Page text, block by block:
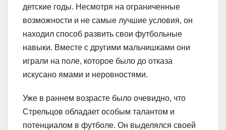
детские годы. Несмотря на ограниченные
возможности и не самые лучшие условия, он
находил способ развить свои футбольные
навыки. Вместе с другими мальчишками они
играли на поле, которое было до отказа
искусано ямами и неровностями.
Уже в раннем возрасте было очевидно, что
Стрельцов обладает особым талантом и
потенциалом в футболе. Он выделялся своей